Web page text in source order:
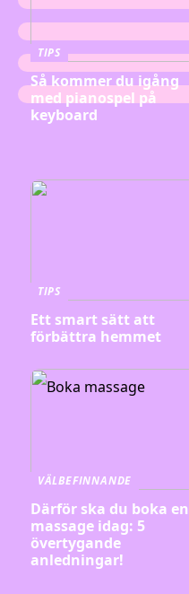
TIPS
Så kommer du igång
med pianospel på
keyboard
TIPS
Ett smart sätt att
förbättra hemmet
VÄLBEFINNANDE
Därför ska du boka en
massage idag: 5
övertygande
anledningar!